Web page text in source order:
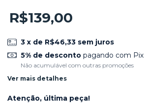
R$139,00
3 x de R$46,33 sem juros
5% de descontopagando com Pix
Não acumulável com outras promoções
Ver mais detalhes
Atenção, última peça!